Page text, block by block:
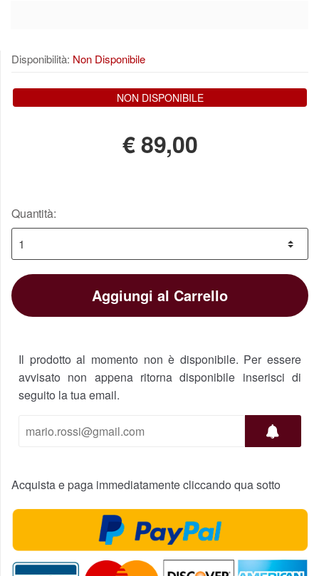
Disponibilità: Non Disponibile
NON DISPONIBILE
€89,00
Quantità:
Aggiungi al Carrello
Il prodotto al momento non è disponibile. Per essere
avvisato non appena ritorna disponibile inserisci di
seguito la tua email.
Acquista e paga immediatamente cliccando qua sotto